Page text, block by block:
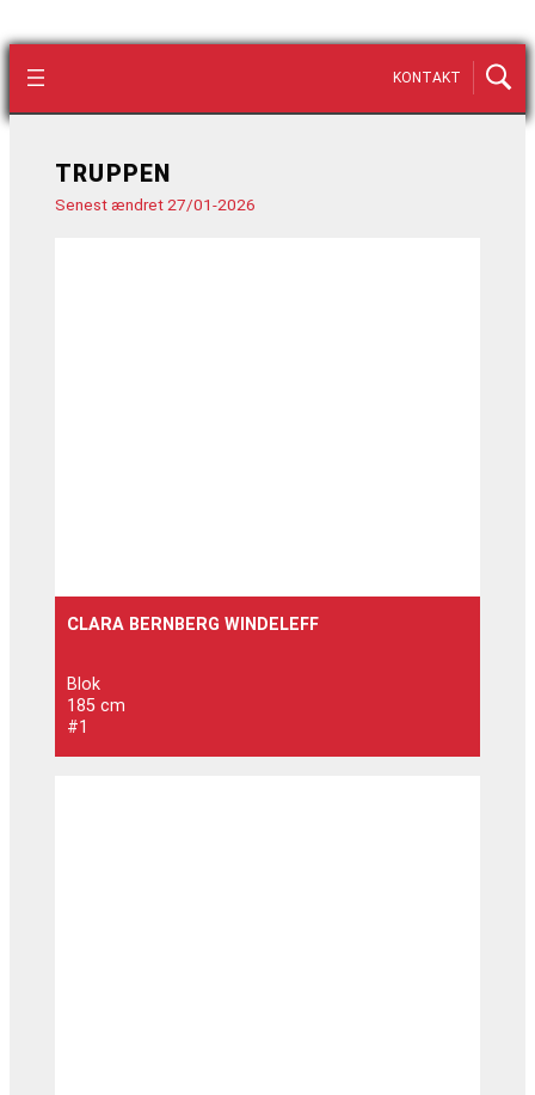
KONTAKT
TRUPPEN
Senest ændret 27/01-2026
CLARA BERNBERG WINDELEFF
Blok
185 cm
#1